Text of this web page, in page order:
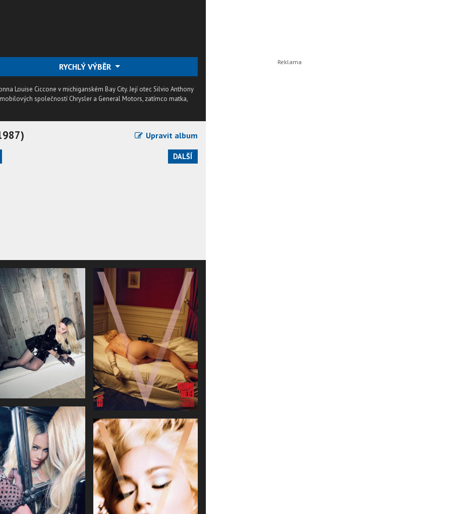
RYCHLÝ VÝBĚR
Louise Ciccone v michiganském Bay City. Její otec Silvio Anthony
společností Chrysler a General Motors, zatímco matka,
Upravit album
DALŠÍ